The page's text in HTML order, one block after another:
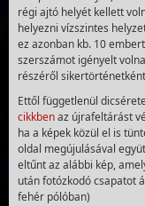
régi ajtó helyét kellett
helyezni vízszintes
ez azonban kb. 10
szerszámot igényelt
részéről
Ettől függetlenül
cikkbenaz újrafeltárást
ha a képek közül el is
oldal megújulásával
eltűnt az alábbi kép,
után fotózkodó csapatot
fehér pólóban)